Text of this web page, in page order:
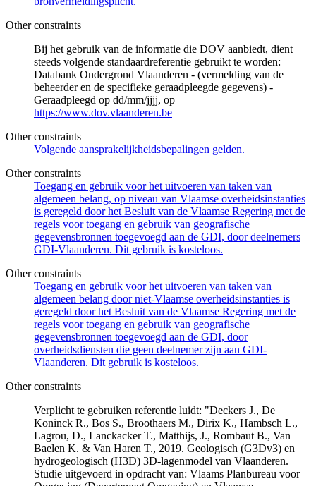
Other constraints
Bij het gebruik van de informatie die DOV aanbiedt, dient
steeds volgende standaardreferentie gebruikt te worden:
Databank Ondergrond Vlaanderen - (vermelding van de
beheerder en de specifieke geraadpleegde gegevens) -
Geraadpleegd op dd/mm/jjjj, op
https://www.dov.vlaanderen.be
Other constraints
Volgende aansprakelijkheidsbepalingen gelden.
Other constraints
Toegang en gebruik voor het uitvoeren van taken van
algemeen belang, op niveau van Vlaamse overheidsinstanties
is geregeld door het Besluit van de Vlaamse Regering met de
regels voor toegang en gebruik van geografische
gegevensbronnen toegevoegd aan de GDI, door deelnemers
GDI-Vlaanderen. Dit gebruik is kosteloos.
Other constraints
Toegang en gebruik voor het uitvoeren van taken van
algemeen belang door niet-Vlaamse overheidsinstanties is
geregeld door het Besluit van de Vlaamse Regering met de
regels voor toegang en gebruik van geografische
gegevensbronnen toegevoegd aan de GDI, door
overheidsdiensten die geen deelnemer zijn aan GDI-
Vlaanderen. Dit gebruik is kosteloos.
Other constraints
Verplicht te gebruiken referentie luidt: "Deckers J., De
Koninck R., Bos S., Broothaers M., Dirix K., Hambsch L.,
Lagrou, D., Lanckacker T., Matthijs, J., Rombaut B., Van
Baelen K. & Van Haren T., 2019. Geologisch (G3Dv3) en
hydrogeologisch (H3D) 3D-lagenmodel van Vlaanderen.
Studie uitgevoerd in opdracht van: Vlaams Planbureau voor